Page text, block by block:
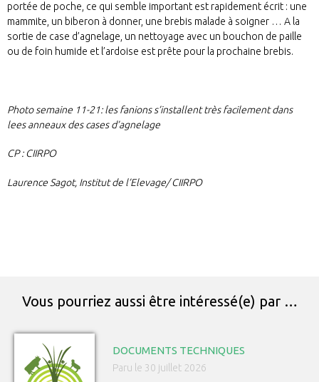
portée de poche, ce qui semble important est rapidement écrit : une
mammite, un biberon à donner, une brebis malade à soigner … A la
sortie de case d’agnelage, un nettoyage avec un bouchon de paille
ou de foin humide et l’ardoise est prête pour la prochaine brebis.
Photo semaine 11-21: les fanions s’installent très facilement dans
lees anneaux des cases d’agnelage
CP :CIIRPO
Laurence Sagot, Institut de l’Elevage/ CIIRPO
Vous pourriez aussi être intéressé(e) par …
DOCUMENTS TECHNIQUES
Paru le 30 juillet 2026